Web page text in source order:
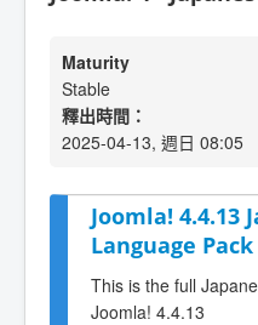
Maturity
Stable
釋出時間：
2025-04-13, 週日 08:05
Joomla! 4.4.13
Language Pack
This is the full
Joomla! 4.4.13